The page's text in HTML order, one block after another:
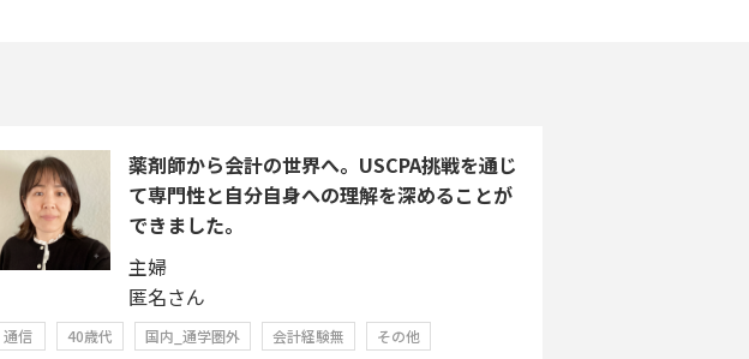
薬剤師から会計の世界へ。USCPA挑戦を通じ
て専門性と自分自身への理解を深めることが
できました。
主婦
匿名さん
通信 40歳代 国内_通学圏外 会計経験無
その他